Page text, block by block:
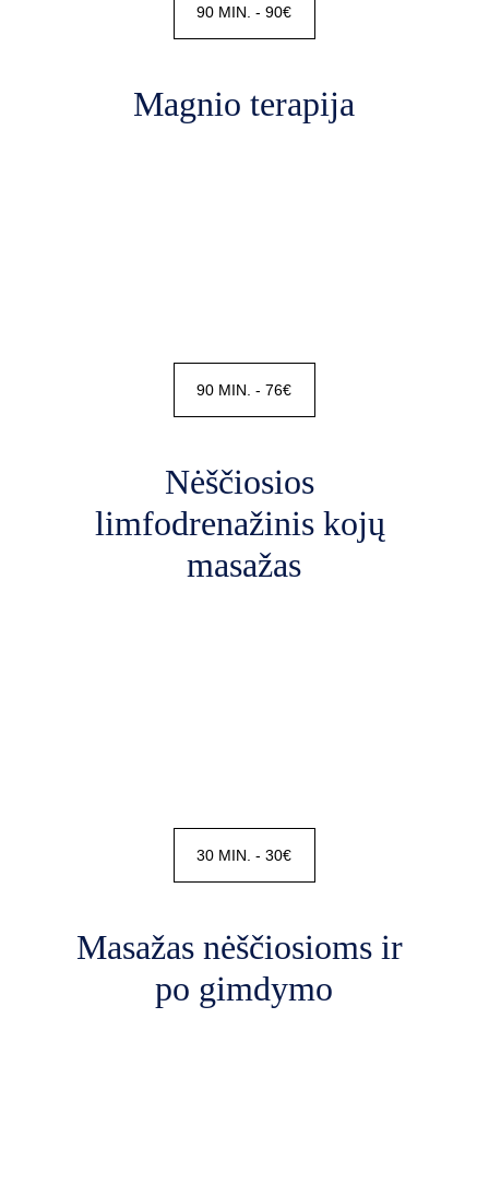
90 MIN. - 90€
Magnio terapija
90 MIN. - 76€
Nėščiosios
limfodrenažinis kojų
masažas
30 MIN. - 30€
Masažas nėščiosioms ir
po gimdymo